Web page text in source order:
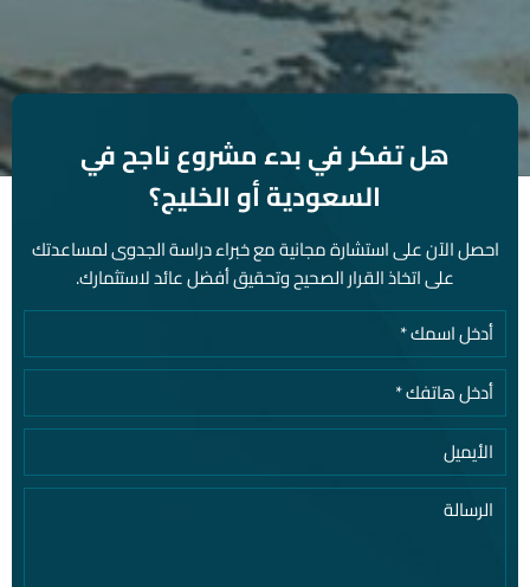
هل تفكر في بدء مشروع ناجح في
السعودية أو الخليج؟
احصل الآن على استشارة مجانية مع خبراء دراسة الجدوى لمساعدتك
على اتخاذ القرار الصحيح وتحقيق أفضل عائد لاستثمارك.